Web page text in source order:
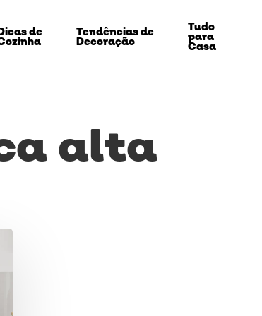
de Tendências de
Decoração
Tudo
para
Casa
alta